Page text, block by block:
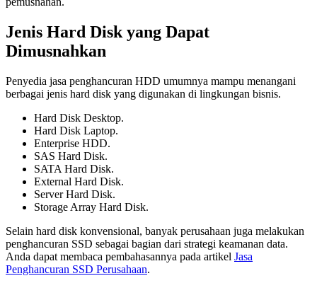
Jenis Hard Disk yang Dapat
Dimusnahkan
Penyedia jasa penghancuran HDD umumnya mampu menangani
berbagai jenis hard disk yang digunakan di lingkungan bisnis.
Hard Disk Desktop.
Hard Disk Laptop.
Enterprise HDD.
SAS Hard Disk.
SATA Hard Disk.
External Hard Disk.
Server Hard Disk.
Storage Array Hard Disk.
Selain hard disk konvensional, banyak perusahaan juga melakukan
penghancuran SSD sebagai bagian dari strategi keamanan data.
Anda dapat membaca pembahasannya pada artikel Jasa
Penghancuran SSD Perusahaan.